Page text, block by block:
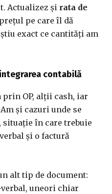
Actualizez și rata de
pe care îl dă
exact ce cantități am
contabilă
OP, alții cash, iar
și cazuri unde se
situație în care trebuie
și o factură
alt tip de document:
uneori chiar